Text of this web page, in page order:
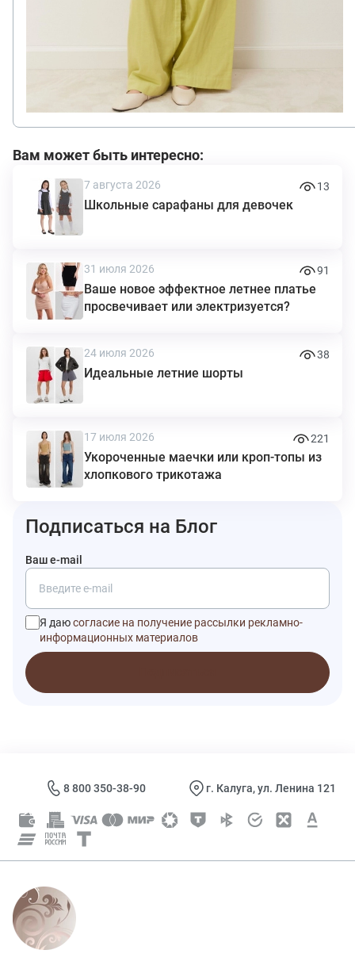
Вам может быть интересно:
7 августа 2026 13
Школьные сарафаны для девочек
31 июля 2026 91
Ваше новое эффектное летнее платье
просвечивает или электризуется?
24 июля 2026 38
Идеальные летние шорты
17 июля 2026 221
Укороченные маечки или кроп-топы из
хлопкового трикотажа
Подписаться на Блог
Ваш e-mail
Я даюсогласие на получение рассылки рекламно-
информационных материалов
8 800 350-38-90 г. Калуга, ул. Ленина 121